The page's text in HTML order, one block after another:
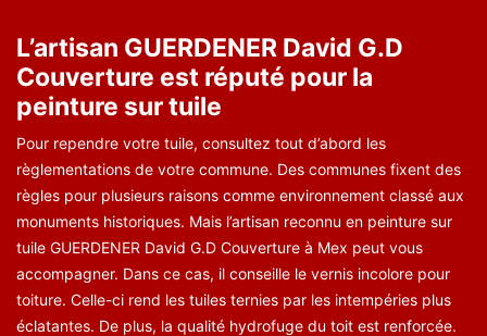
L’artisan GUERDENER David G.D
Couverture est réputé pour la
peinture sur tuile
Pour rependre votre tuile, consultez tout d’abord les
règlementations de votre commune. Des communes fixent des
règles pour plusieurs raisons comme environnement classé aux
monuments historiques. Mais l’artisan reconnu en peinture sur
tuile GUERDENER David G.D Couverture à Mex peut vous
accompagner. Dans ce cas, il conseille le vernis incolore pour
toiture. Celle-ci rend les tuiles ternies par les intempéries plus
éclatantes. De plus, la qualité hydrofuge du toit est renforcée.